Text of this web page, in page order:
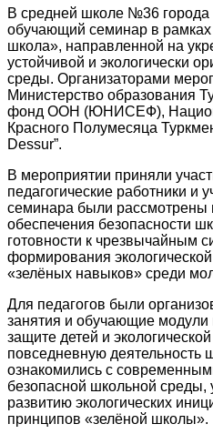
В средней школе №36
обучающий семинар в
школа», направленной на
устойчивой и экологически
среды. Организаторами
Министерство образования
фонд ООН (ЮНИСЕФ),
Красного Полумесяца
Dessur”.
В мероприятии приняли
педагогические работники и
семинара были рассмотрены
обеспечения безопасности
готовности к чрезвычайным
формирования
«зелёных навыков» среди
Для педагогов были
занятия и обучающие модули
защите детей и
повседневную деятельность
ознакомились с
безопасной школьной среды,
развитию экологических
принципов «зелёной школы».